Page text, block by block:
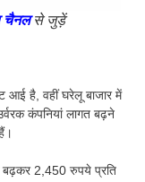
चैनलसे जुड़ें
आई है, वहीं घरेलू बाजार में
कंपनियां लागत बढ़ने
बढ़कर 2,450 रुपये प्रति